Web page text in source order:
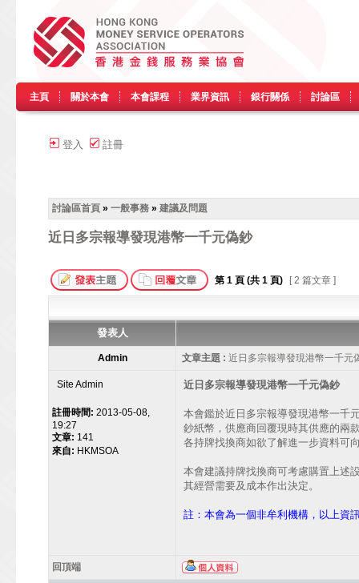
主頁 關於本會 本會課程 業界資訊 銀行關係 討論區
登入 註冊
討論區首頁 » 一般事務 » 建議及問題
近日多宗報導發現港幣一千元偽鈔
第 1 頁 (共 1 頁) [ 2 篇文章 ]
發表人
Admin 文章主題 : 近日多宗報導發現港幣一千元
Site Admin
註冊時間: 2013-05-08,
19:27
文章: 141
來自: HKMSOA
近日多宗報導發現港幣一千元偽鈔
本會鑑於近日多宗報導發現港幣一千
鈔紙幣，供應商回覆現時其供應的兩
各持牌找換商如欲了解進一步資料可
本會建議持牌找換商可考慮購置上述
其經營需要及成本作出決定。
註：本會為一個非牟利機構，以上資
回頂端